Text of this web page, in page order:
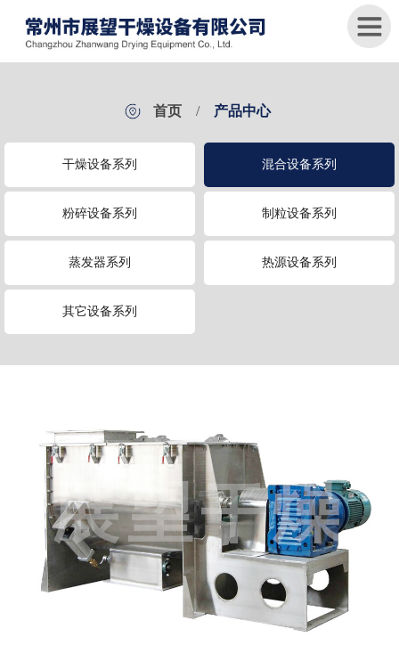
于
我
品
中
讯
案
例
户
首页 / 产品中心
干燥设备系列 混合设备系列
粉碎设备系列 制粒设备系列
蒸发器系列 热源设备系列
其它设备系列